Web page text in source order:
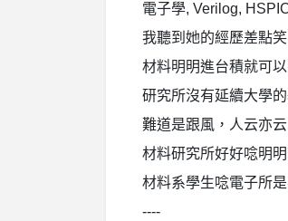
電子學, Verilog,
我聽到她的經歷差點
材料明明進台積就可
研究所沒有延續大學
難道是跟風，人云亦
材料研究所好好唸明
材料系學生唸電子所
----